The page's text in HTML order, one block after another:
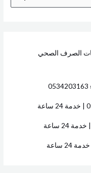
الصرف الصحي